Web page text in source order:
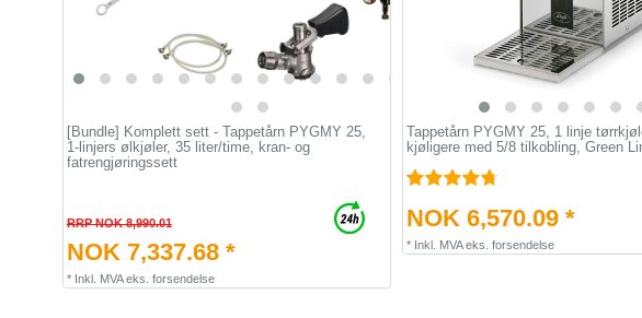
[Bundle] Komplett sett - Tappetårn PYGMY 25,
1-linjers ølkjøler, 35 liter/time, kran- og
fatrengjøringssett
RRP NOK 8,990.01
NOK 7,337.68 *
* Inkl. MVAeks. forsendelse
Tappetårn PYGMY 25, 1 linje
kjøligere med 5/8 tilkobling, Green
NOK 6,570.09 *
* Inkl. MVAeks. forsendelse